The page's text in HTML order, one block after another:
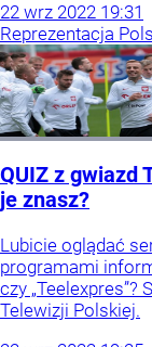
22 wrz 2022 19:31
Reprezentacja
QUIZ z gwiazd
je znasz?
Lubicie oglądać
programami
czy „Teelexpres”?
Telewizji Polskiej.